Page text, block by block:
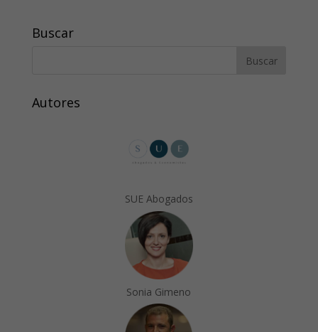
Buscar
Autores
SUE Abogados
Sonia Gimeno